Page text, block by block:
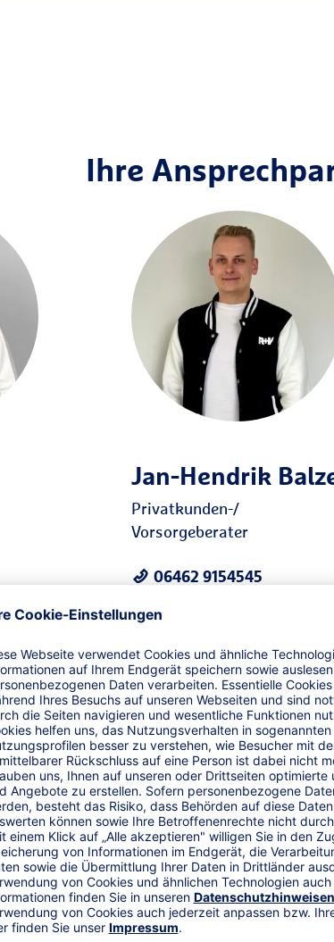
Ihre
Jan-Hendrik
Privatkunden-/
Vorsorgeberater
06462 9154545
pfeifer@ruv.de
Bewerten Sie uns auf
Für Sie möchten wir immer besser
Ihre Erfahrung zu unseren
bewerten Sie uns direkt auf "Google".